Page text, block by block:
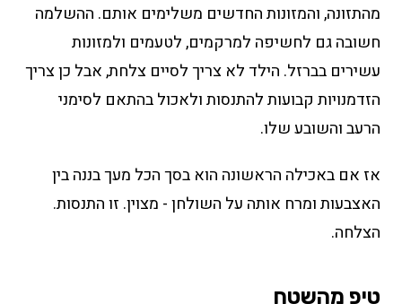
מהתזונה, והמזונות החדשים משלימים אותם. ההשלמה
חשובה גם לחשיפה למרקמים, לטעמים ולמזונות
עשירים בברזל. הילד לא צריך לסיים צלחת, אבל כן צריך
הזדמנויות קבועות להתנסות ולאכול בהתאם לסימני
הרעב והשובע שלו.
אז אם באכילה הראשונה הוא בסך הכל מעך בננה בין
האצבעות ומרח אותה על השולחן - מצוין. זו התנסות.
הצלחה.
טיפ מהשטח